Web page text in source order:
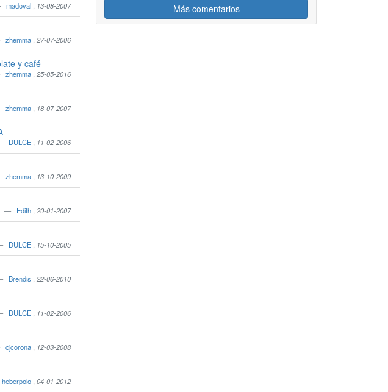
madoval 13-08-2007
zhemma ,27-07-2006
y café
zhemma ,25-05-2016
zhemma 18-07-2007
DULCE 11-02-2006
zhemma 13-10-2009
Edith ,20-01-2007
DULCE 15-10-2005
Brendis ,22-06-2010
DULCE 11-02-2006
cjcorona 12-03-2008
heberpolo ,04-01-2012
Más comentarios